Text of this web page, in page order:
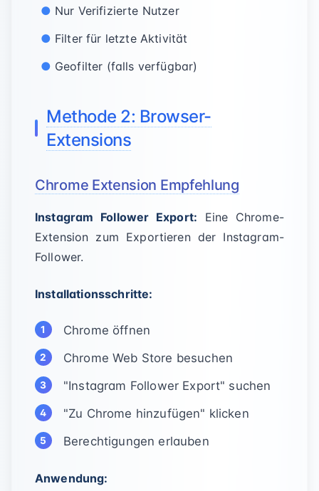
Nur Verifizierte Nutzer
Filter für letzte Aktivität
Geofilter (falls verfügbar)
Methode 2: Browser-
Extensions
Chrome Extension Empfehlung
Instagram Follower Export: Eine Chrome-
Extension zum Exportieren der Instagram-
Follower.
Installationsschritte:
Chrome öffnen
Chrome Web Store besuchen
"Instagram Follower Export" suchen
"Zu Chrome hinzufügen" klicken
Berechtigungen erlauben
Anwendung: